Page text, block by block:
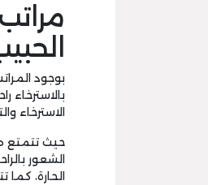
بوجود
الاسترخاء
حيث تتمتع
الشعور
الحارة،